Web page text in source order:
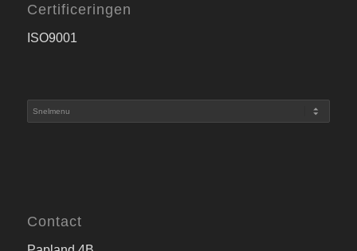
Certificeringen
ISO9001
Contact